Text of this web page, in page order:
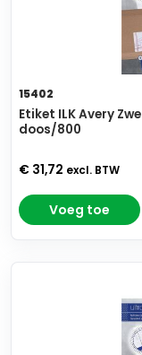
15402
Etiket ILK Avery
doos/800
€ 31,72 excl. BTW
Voeg toe